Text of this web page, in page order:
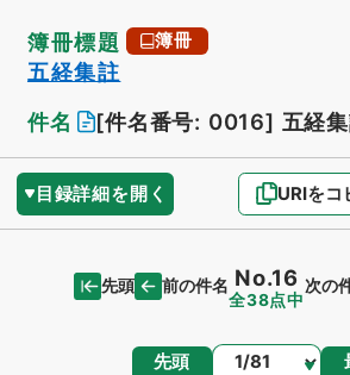
簿冊標題 簿冊
五経集註
件名
[件名番号: 0016] 五経
目録詳細を開く URIをコ
先頭 前の件名 No.16
全38点中
次の
先頭 ページ